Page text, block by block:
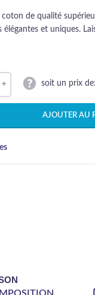
de qualité
et uniques.
soit un prix de:
AJOUTER AU